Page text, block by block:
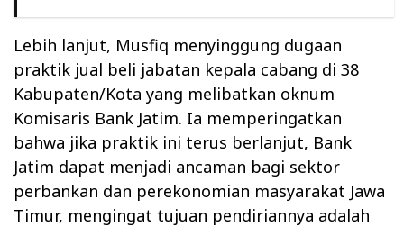
Lebih lanjut, Musfiq menyinggung dugaan
praktik jual beli jabatan kepala cabang di 38
Kabupaten/Kota yang melibatkan oknum
Komisaris Bank Jatim. Ia memperingatkan
bahwa jika praktik ini terus berlanjut, Bank
Jatim dapat menjadi ancaman bagi sektor
perbankan dan perekonomian masyarakat Jawa
Timur, mengingat tujuan pendiriannya adalah